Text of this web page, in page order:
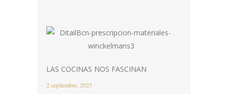
LAS COCINAS NOS FASCINAN
2 septiembre, 2025